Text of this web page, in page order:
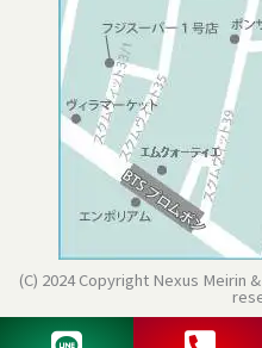
(C) 2024 Copyright Nexus Meirin